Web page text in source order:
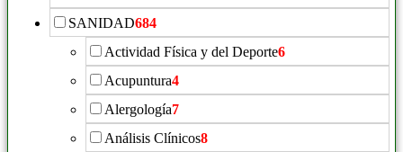
SANIDAD684
Actividad Física y del Deporte6
Acupuntura4
Alergología7
Análisis Clínicos8